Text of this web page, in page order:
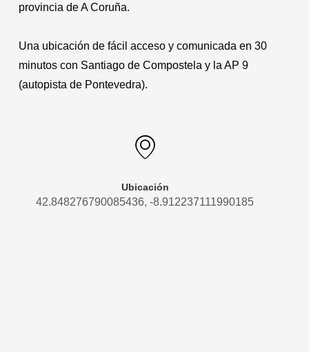
provincia de A Coruña.
Una ubicación de fácil acceso y comunicada en 30
minutos con Santiago de Compostela y la AP 9
(autopista de Pontevedra).
Ubicación
42.848276790085436, -8.912237111990185